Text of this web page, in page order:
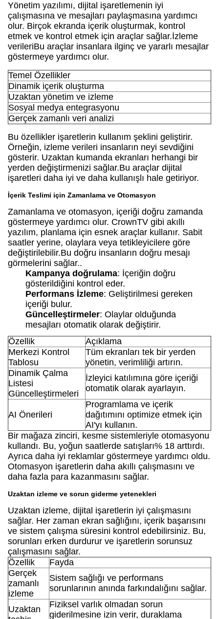
Yönetim yazılımı, dijital işaretlemenin iyi
çalışmasına ve mesajları paylaşmasına yardımcı
olur. Birçok ekranda içerik oluşturmak, kontrol
etmek ve kontrol etmek için araçlar sağlar.İzleme
verileriBu araçlar insanlara ilginç ve yararlı mesajlar
göstermeye yardımcı olur.
Temel Özellikler
Dinamik içerik oluşturma
Uzaktan yönetim ve izleme
Sosyal medya entegrasyonu
Gerçek zamanlı veri analizi
Bu özellikler işaretlerin kullanım şeklini geliştirir.
Örneğin, izleme verileri insanların neyi sevdiğini
gösterir. Uzaktan kumanda ekranları herhangi bir
yerden değiştirmenizi sağlar.Bu araçlar dijital
işaretleri daha iyi ve daha kullanışlı hale getiriyor.
İçerik Teslimi için Zamanlama ve Otomasyon
Zamanlama ve otomasyon, içeriği doğru zamanda
göstermeye yardımcı olur. CrownTV gibi akıllı
yazılım, planlama için esnek araçlar kullanır. Sabit
saatler yerine, olaylara veya tetikleyicilere göre
değiştirilebilir.Bu doğru insanların doğru mesajı
görmelerini sağlar..
Kampanya doğrulama: İçeriğin doğru
gösterildiğini kontrol eder.
Performans İzleme: Geliştirilmesi gereken
içeriği bulur.
Güncelleştirmeler: Olaylar olduğunda
mesajları otomatik olarak değiştirir.
Özellik
Açıklama
Merkezi Kontrol
Tablosu
Tüm ekranları tek bir yerden
yönetin, verimliliği artırın.
Dinamik Çalma
Listesi
Güncelleştirmeleri
İzleyici katılımına göre içeriği
otomatik olarak ayarlayın.
AI Önerileri
Programlama ve içerik
dağıtımını optimize etmek için
AI'yı kullanın.
Bir mağaza zinciri, kesme sistemleriyle otomasyonu
kullandı. Bu, yoğun saatlerde satışları% 18 arttırdı.
Ayrıca daha iyi reklamlar göstermeye yardımcı oldu.
Otomasyon işaretlerin daha akıllı çalışmasını ve
daha fazla para kazanmasını sağlar.
Uzaktan izleme ve sorun giderme yetenekleri
Uzaktan izleme, dijital işaretlerin iyi çalışmasını
sağlar. Her zaman ekran sağlığını, içerik başarısını
ve sistem çalışma süresini kontrol edebilirsiniz. Bu,
sorunları erken durdurur ve işaretlerin sorunsuz
çalışmasını sağlar.
Özellik
Fayda
Gerçek
zamanlı
izleme
Sistem sağlığı ve performans
sorunlarının anında farkındalığını sağlar.
Uzaktan
Fiziksel varlık olmadan sorun
giderilmesine izin verir, duraklama